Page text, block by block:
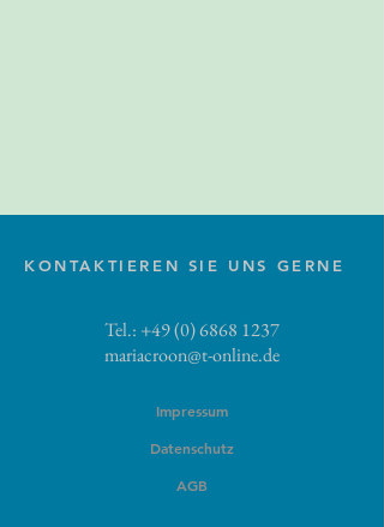
KONTAKTIEREN SIE UNS GERNE
Tel.: +49 (0) 6868 1237
mariacroon@t-online.de
Impressum
Datenschutz
AGB